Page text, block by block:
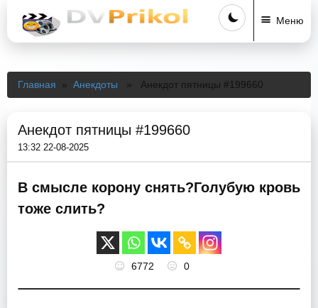
Меню
Главная » Анекдоты » Анекдот пятницы #199660
Анекдот пятницы #199660
13:32 22-08-2025
В смысле корону снять?Голубую кровь
тоже слить?
6772 0